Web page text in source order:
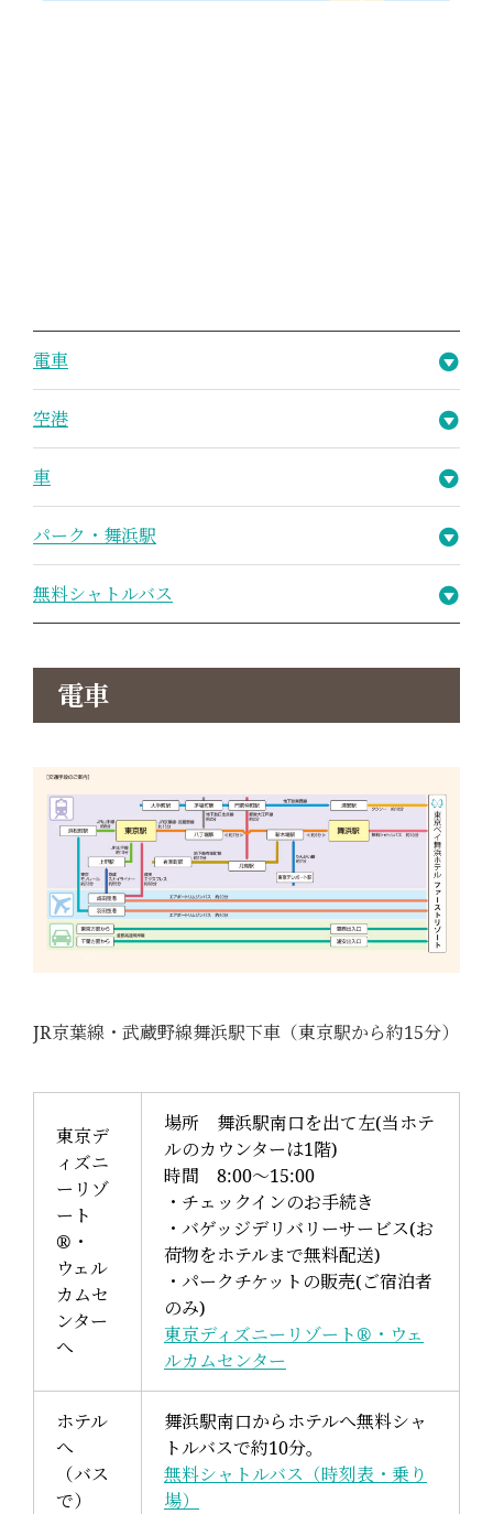
電車
空港
車
パーク・舞浜駅
無料シャトルバス
電車
JR京葉線・武蔵野線舞浜駅下車（東京駅から約15分）
東京デ
ィズニ
ーリゾ
ート
®・
ウェル
カムセ
ンター
へ
場所 舞浜駅南口を出て左(当ホテ
ルのカウンターは1階)
時間 8:00～15:00
・チェックインのお手続き
・バゲッジデリバリーサービス(お
荷物をホテルまで無料配送)
・パークチケットの販売(ご宿泊者
のみ)
東京ディズニーリゾート®・ウェ
ルカムセンター
ホテル
へ
（バス
で）
舞浜駅南口からホテルへ無料シャ
トルバスで約10分。
無料シャトルバス（時刻表・乗り
場）